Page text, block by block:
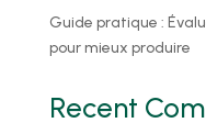
Guide pratique :
pour mieux produire
Recent